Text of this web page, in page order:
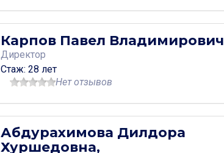
Карпов Павел Владимирович
Директор
Стаж: 28 лет
Нет отзывов
Абдурахимова Дилдора
Хуршедовна,